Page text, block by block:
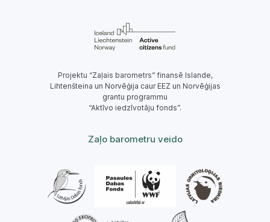
Projektu “Zaļais barometrs” finansē Islande,
Lihtenšteina un Norvēģija caur EEZ un Norvēģijas
grantu programmu
“Aktīvo iedzīvotāju fonds”.
Zaļo barometru veido